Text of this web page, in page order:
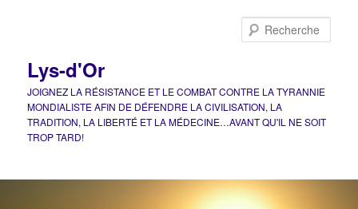
Lys-d'Or
JOIGNEZ LA RÉSISTANCE ET LE COMBAT CONTRE LA TYRANNIE
MONDIALISTE AFIN DE DÉFENDRE LA CIVILISATION, LA
TRADITION, LA LIBERTÉ ET LA MÉDECINE…AVANT QU'IL NE SOIT
TROP TARD!